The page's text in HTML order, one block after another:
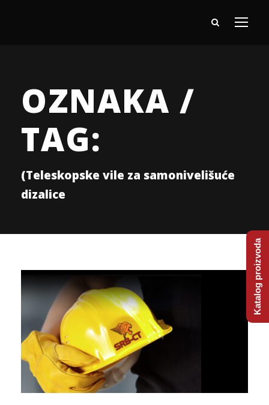
OZNAKA /
TAG:
(Teleskopske vile za samonivelišuće
dizalice
Katalog proizvoda